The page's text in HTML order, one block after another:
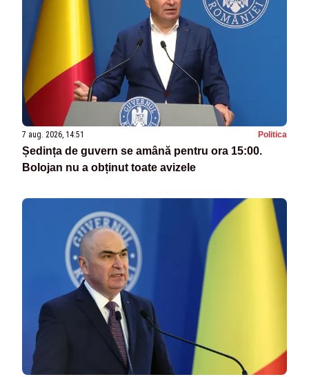
7 aug. 2026, 14:51 Politica
Ședința de guvern se amână pentru ora 15:00.
Bolojan nu a obținut toate avizele